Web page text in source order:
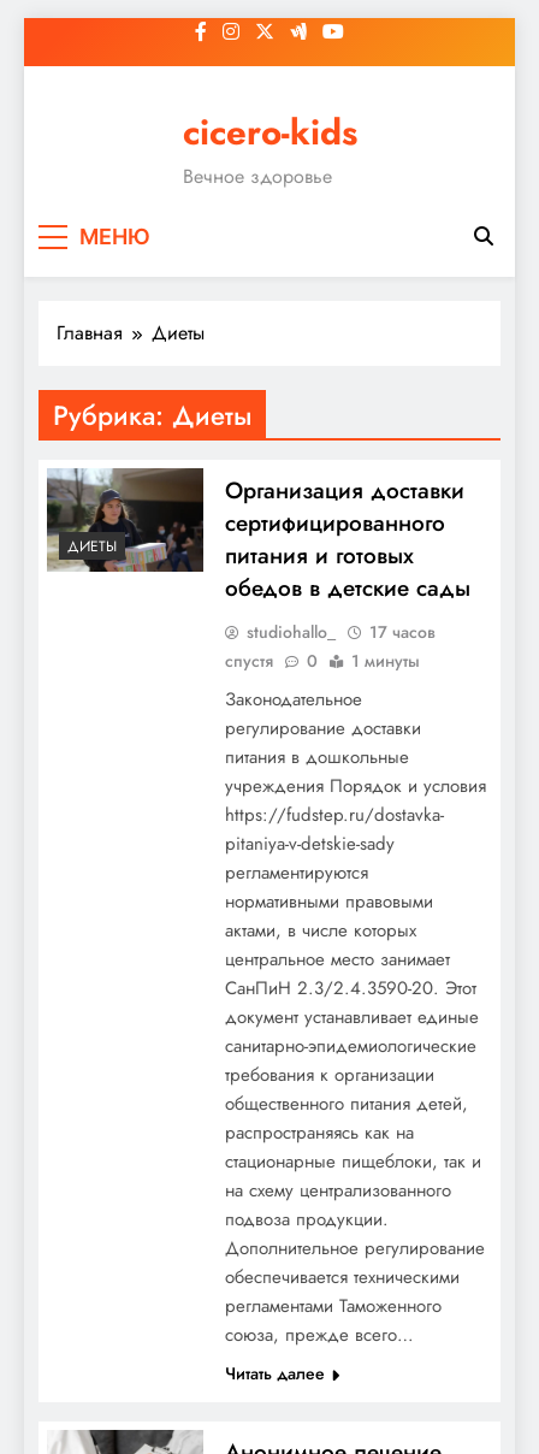
к
cicero-kids
Вечное здоровье
МЕНЮ
Главная Диеты
Рубрика: Диеты
ДИЕТЫ
Организация доставки
сертифицированного
питания и готовых
обедов в детские сады
studiohallo_
17 часов
спустя
0 1 минуты
Законодательное
регулирование доставки
питания в дошкольные
учреждения Порядок и условия
https://fudstep.ru/dostavka-
pitaniya-v-detskie-sady
регламентируются
нормативными правовыми
актами, в числе которых
центральное место занимает
СанПиН 2.3/2.4.3590-20. Этот
документ устанавливает единые
санитарно-эпидемиологические
требования к организации
общественного питания детей,
распространяясь как на
стационарные пищеблоки, так и
на схему централизованного
подвоза продукции.
Дополнительное регулирование
обеспечивается техническими
регламентами Таможенного
союза, прежде всего…
Читать далее